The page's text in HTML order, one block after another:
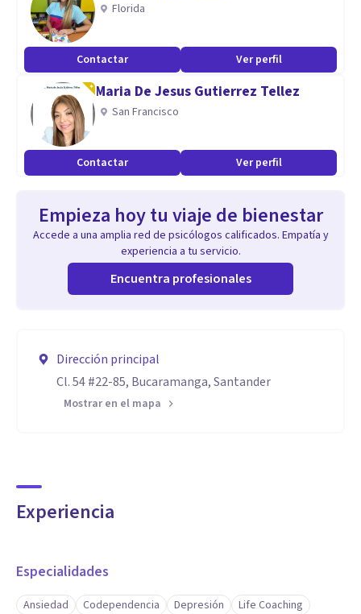
Florida
Contactar Ver perfil
Maria De Jesus Gutierrez Tellez
San Francisco
Contactar Ver perfil
Empieza hoy tu viaje de bienestar
Accede a una amplia red de psicólogos calificados. Empatía y
experiencia a tu servicio.
Encuentra profesionales
Dirección principal
Cl. 54 #22-85, Bucaramanga, Santander
Mostrar en el mapa
Experiencia
Especialidades
Ansiedad Codependencia Depresión
Life Coaching